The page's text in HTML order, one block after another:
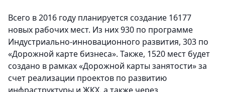
Всего в 2016 году планируется создание 16177
новых рабочих мест. Из них 930 по программе
Индустриально-инновационного развития, 303 по
«Дорожной карте бизнеса». Также, 1520 мест будет
создано в рамках «Дорожной карты занятости» за
счет реализации проектов по развитию